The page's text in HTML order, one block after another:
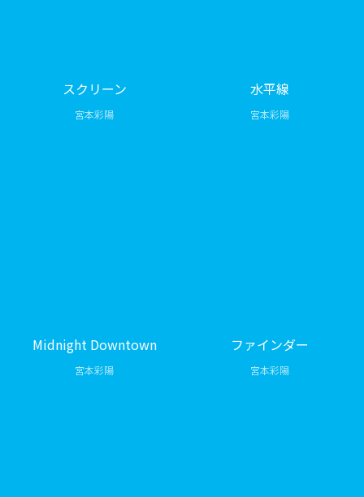
スクリーン
宮本彩陽
水平線
宮本彩陽
Midnight Downtown
宮本彩陽
ファインダー
宮本彩陽